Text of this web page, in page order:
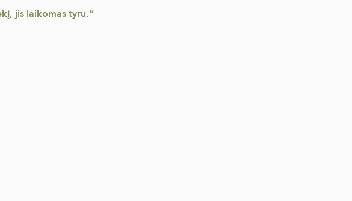
jis laikomas tyru.“